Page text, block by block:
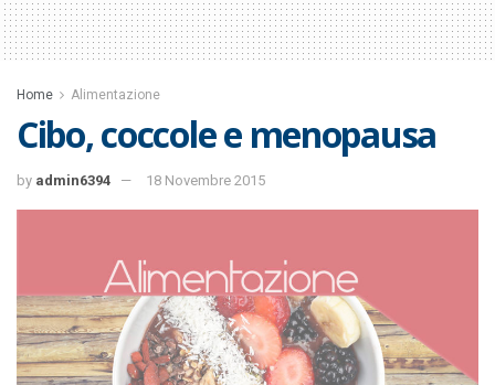
Home Alimentazione
Cibo, coccole e menopausa
by admin6394 18 Novembre 2015